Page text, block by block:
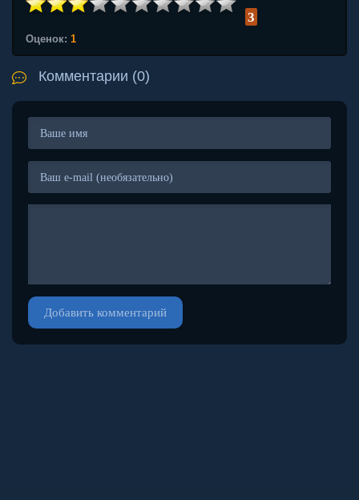
3
Оценок: 1
Комментарии (0)
Добавить комментарий